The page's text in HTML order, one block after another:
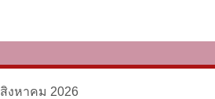
สิงหาคม 2026